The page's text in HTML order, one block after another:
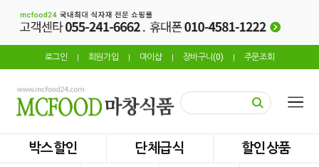
로그인 회원가입 마이샵 장바구니(0) 주문조회
박스할인 단체급식 할인상품